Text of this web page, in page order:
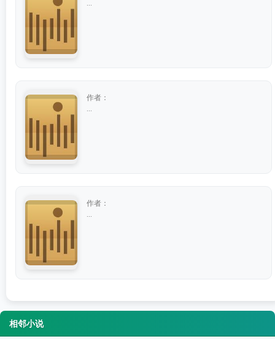
作者：
作者：
相邻小说